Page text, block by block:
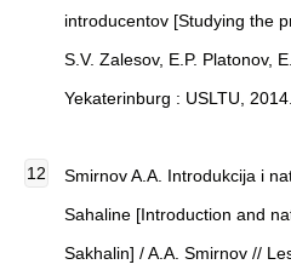
introducentov [Studying the
S.V. Zalesov, E.P. Platonov,
Yekaterinburg : USLTU,
Smirnov A.A. Introdukcija i
Sahaline [Introduction and
Sakhalin] / A.A. Smirnov //